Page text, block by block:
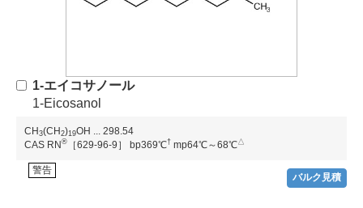
1-エイコサノール
1-Eicosanol
CH3(CH2)1 9OH
298.54
CAS RN® ［629-96-9］ bp369℃† mp64℃～68℃△
警告
バルク見積